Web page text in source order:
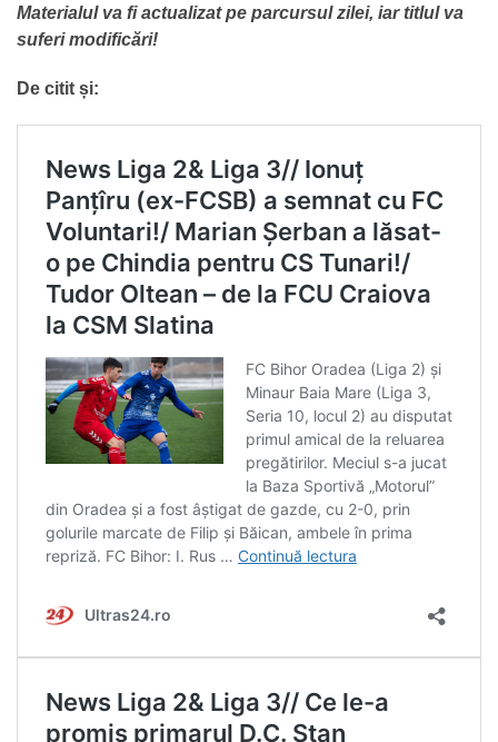
Materialul va fi actualizat pe parcursul zilei, iar titlul va
suferi modificări!
De citit și: